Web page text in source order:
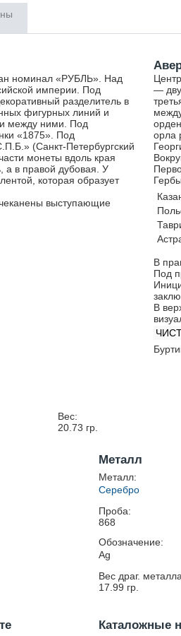
номинал «РУБЛЬ». Над
империи. Под
разделитель в
фигурных линий и
между ними. Под
«1875». Под
(Санкт-Петербургский
монеты вдоль края
а в правой дубовая. У
которая образует
выступающие
—
орла
В
Под
В
Вес:
20.73 гр.
Металл
Металл:
Серебро
Проба:
868
Обозначение:
Ag
Вес драг.
17.99 гр.
Каталожные